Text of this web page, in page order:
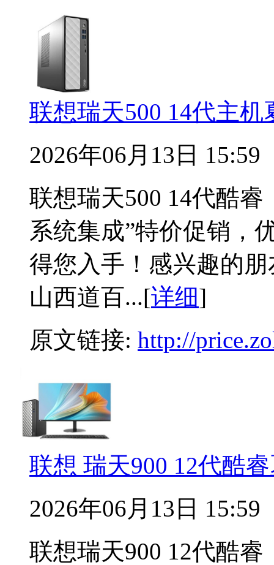
联想瑞天500 14代主
2026年06月13日 15:59
联想瑞天500 14代酷
系统集成”特价促销，
得您入手！感兴趣的
山西道百...[详细]
原文链接: http://
联想 瑞天900 12代酷
2026年06月13日 15:59
联想瑞天900 12代酷